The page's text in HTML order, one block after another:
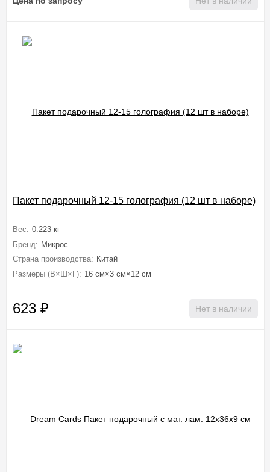
Пакет подарочный 12-15 голография (12 шт в наборе)
Вес: 0.223 кг
Бренд: Микрос
Страна производства: Китай
Размеры (В×Ш×Г): 16 см×3 см×12 см
623 ₽ Нет в наличии